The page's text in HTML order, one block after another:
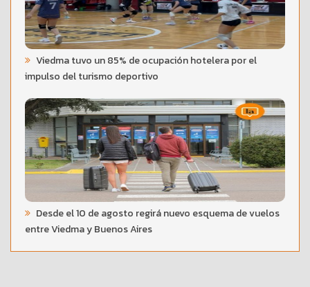
Viedma tuvo un 85% de ocupación hotelera por el
impulso del turismo deportivo
Desde el 10 de agosto regirá nuevo esquema de vuelos
entre Viedma y Buenos Aires